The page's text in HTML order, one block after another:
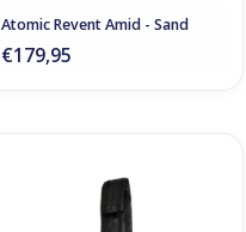
Atomic Revent Amid - Sand
€179,95